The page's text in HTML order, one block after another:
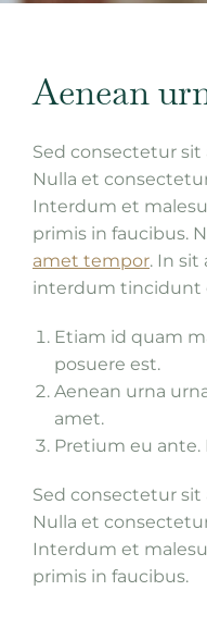
Aenean
Sed consectetur
Nulla et
Interdum et
primis in faucibus.
amet tempor. In
interdum tincidunt
Etiam id quam
posuere est.
Aenean urna
amet.
Pretium eu
Sed consectetur
Nulla et
Interdum et
primis in faucibus.